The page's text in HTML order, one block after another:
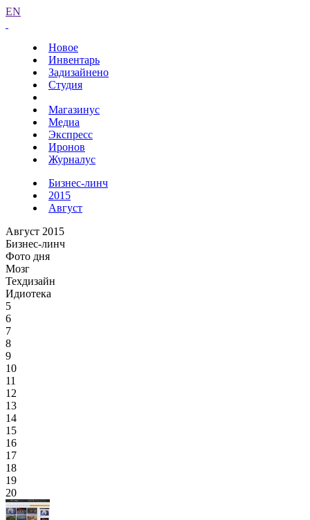
EN
Новое
Инвентарь
Задизайнено
Студия
Магазинус
Медиа
Экспресс
Иронов
Журналус
Бизнес-линч
2015
Август
Август 2015
Бизнес-линч
Фото дня
Мозг
Техдизайн
Идиотека
5
6
7
8
9
10
11
12
13
14
15
16
17
18
19
20